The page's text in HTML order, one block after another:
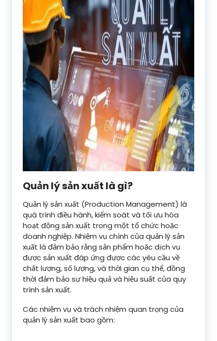
Quản lý sản xuất là gì?
Quản lý sản xuất (Production Management) là
quá trình điều hành, kiểm soát và tối ưu hóa
hoạt động sản xuất trong một tổ chức hoặc
doanh nghiệp. Nhiệm vụ chính của quản lý sản
xuất là đảm bảo rằng sản phẩm hoặc dịch vụ
được sản xuất đáp ứng được các yêu cầu về
chất lượng, số lượng, và thời gian cụ thể, đồng
thời đảm bảo sự hiệu quả và hiệu suất của quy
trình sản xuất.
Các nhiệm vụ và trách nhiệm quan trọng của
quản lý sản xuất bao gồm: